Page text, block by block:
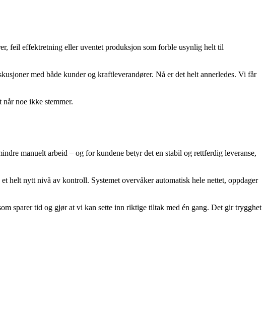
feil effektretn­ing eller uventet produksjon som forble usynlig helt til
med både kunder og kraftleverandører. Nå er det helt annerledes. Vi får
noe ikke stemmer.
manuelt arbeid – og for kundene betyr det en stabil og rettferdig leveranse,
helt nytt nivå av kontroll. Systemet overvåker automatisk hele nettet, oppdager
sparer tid og gjør at vi kan sette inn riktige tiltak med én gang. Det gir trygghet